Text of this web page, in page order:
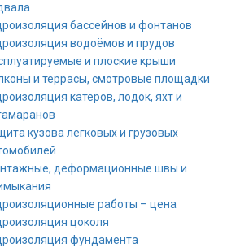
бассейнов и фонтанов
водоёмов и прудов
и плоские крыши
и террасы, смотровые площадки
катеров, лодок, яхт и
кузова легковых и грузовых
деформационные швы и
работы – цена
цоколя
фундамента